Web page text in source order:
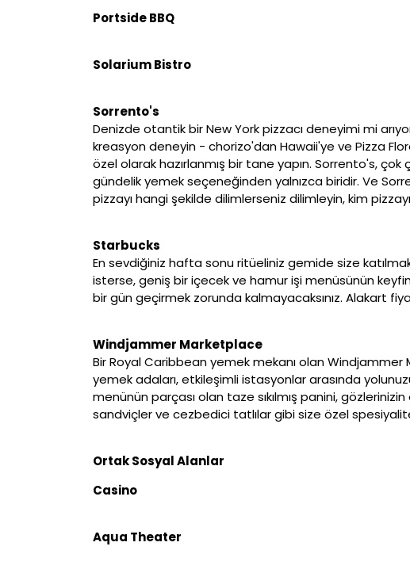
Portside BBQ
Solarium Bistro
Sorrento's
Denizde otantik bir New York pizzacı deneyimi mi
kreasyon deneyin - chorizo'dan Hawaii'ye ve Pizza
özel olarak hazırlanmış bir tane yapın. Sorrento's,
gündelik yemek seçeneğinden yalnızca biridir. Ve
pizzayı hangi şekilde dilimlerseniz dilimleyin, kim
Starbucks
En sevdiğiniz hafta sonu ritüeliniz gemide size
isterse, geniş bir içecek ve hamur işi menüsünün
bir gün geçirmek zorunda kalmayacaksınız. Alakart
Windjammer Marketplace
Bir Royal Caribbean yemek mekanı olan
yemek adaları, etkileşimli istasyonlar arasında
menünün parçası olan taze sıkılmış panini,
sandviçler ve cezbedici tatlılar gibi size özel
Ortak Sosyal Alanlar
Casino
Aqua Theater